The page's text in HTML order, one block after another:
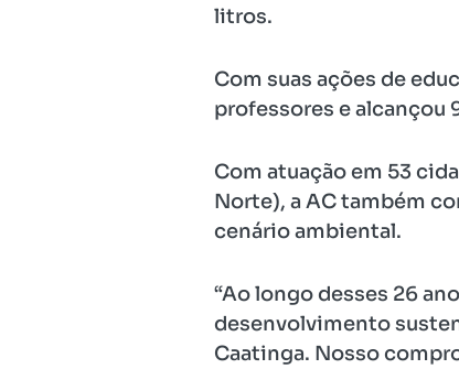
litros.
Com suas ações de
professores e alcançou
Com atuação em 53
Norte), a AC também
cenário ambiental.
“Ao longo desses 26
desenvolvimento
Caatinga. Nosso